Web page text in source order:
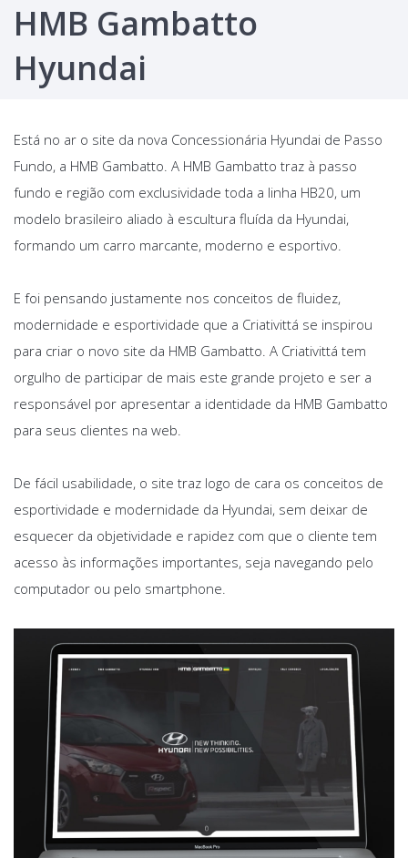
HMB Gambatto
Hyundai
Está no ar o site da nova Concessionária Hyundai de Passo
Fundo, a HMB Gambatto. A HMB Gambatto traz à passo
fundo e região com exclusividade toda a linha HB20, um
modelo brasileiro aliado à escultura fluída da Hyundai,
formando um carro marcante, moderno e esportivo.
E foi pensando justamente nos conceitos de fluidez,
modernidade e esportividade que a Criativittá se inspirou
para criar o novo site da HMB Gambatto. A Criativittá tem
orgulho de participar de mais este grande projeto e ser a
responsável por apresentar a identidade da HMB Gambatto
para seus clientes na web.
De fácil usabilidade, o site traz logo de cara os conceitos de
esportividade e modernidade da Hyundai, sem deixar de
esquecer da objetividade e rapidez com que o cliente tem
acesso às informações importantes, seja navegando pelo
computador ou pelo smartphone.